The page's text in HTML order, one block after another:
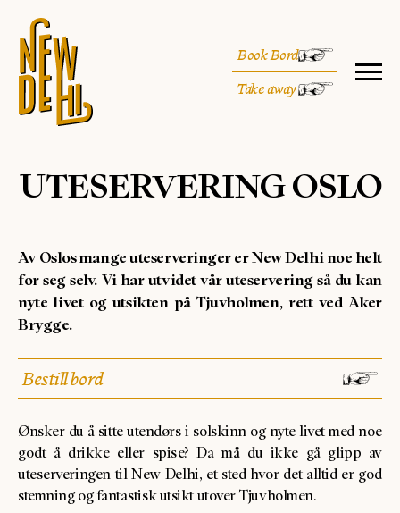
Book Bord
Take away
UTESERVERING OSLO
Av Oslos mange uteserveringer er New Delhi noe helt
for seg selv. Vi har utvidet vår uteservering så du kan
nyte livet og utsikten på Tjuvholmen, rett ved Aker
Brygge.
Bestill bord
Ønsker du å sitte utendørs i solskinn og nyte livet med noe
godt å drikke eller spise? Da må du ikke gå glipp av
uteserveringen til New Delhi, et sted hvor det alltid er god
stemning og fantastisk utsikt utover Tjuvholmen.